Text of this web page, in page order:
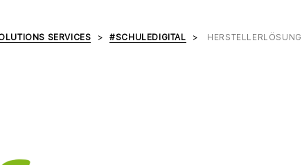
SERVICES #SCHULEDIGITAL